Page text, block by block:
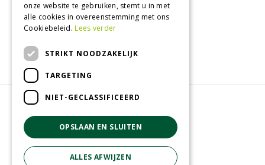
Vrijdag
09:30 - 18:00
Zaterdag
09:00 - 17:00
Green Solutions
Tuincentrum Overzicht
Privacy policy
onze website te gebruiken, stemt u in met
alle cookies in overeenstemming met ons
Cookiebeleid.Lees verder
STRIKT NOODZAKELIJK
TARGETING
NIET-GECLASSIFICEERD
OPSLAAN EN SLUITEN
ALLES AFWIJZEN